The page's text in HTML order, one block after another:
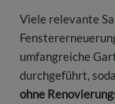
Viele relevante
umfangreiche
durchgeführt,
ohne